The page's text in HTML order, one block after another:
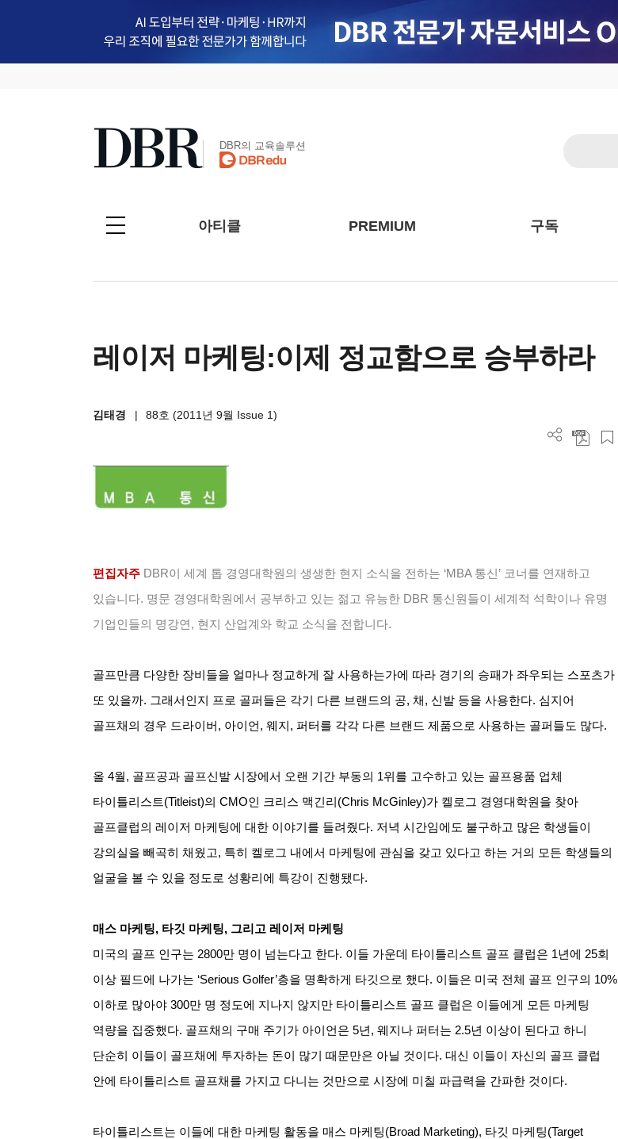
DBR의 교육솔루션
아티클 PREMIUM 구독
레이저 마케팅:이제 정교함으로 승부하라
김태경 | 88호 (2011년 9월 Issue 1)
편집자주 DBR이 세계 톱 경영대학원의 생생한 현지 소식을 전하는 ‘MBA 통신’ 코너를 연재하고
있습니다. 명문 경영대학원에서 공부하고 있는 젊고 유능한 DBR 통신원들이 세계적 석학이나 유명
기업인들의 명강연, 현지 산업계와 학교 소식을 전합니다.
골프만큼 다양한 장비들을 얼마나 정교하게 잘 사용하는가에 따라 경기의 승패가 좌우되는 스포츠가
또 있을까. 그래서인지 프로 골퍼들은 각기 다른 브랜드의 공, 채, 신발 등을 사용한다. 심지어
골프채의 경우 드라이버, 아이언, 웨지, 퍼터를 각각 다른 브랜드 제품으로 사용하는 골퍼들도 많다.
올 4월, 골프공과 골프신발 시장에서 오랜 기간 부동의 1위를 고수하고 있는 골프용품 업체
타이틀리스트(Titleist)의 CMO인 크리스 맥긴리(Chris McGinley)가 켈로그 경영대학원을 찾아
골프클럽의 레이저 마케팅에 대한 이야기를 들려줬다. 저녁 시간임에도 불구하고 많은 학생들이
강의실을 빼곡히 채웠고, 특히 켈로그 내에서 마케팅에 관심을 갖고 있다고 하는 거의 모든 학생들의
얼굴을 볼 수 있을 정도로 성황리에 특강이 진행됐다.
매스 마케팅, 타깃 마케팅, 그리고 레이저 마케팅
미국의 골프 인구는 2800만 명이 넘는다고 한다. 이들 가운데 타이틀리스트 골프 클럽은 1년에 25회
이상 필드에 나가는 ‘Serious Golfer’층을 명확하게 타깃으로 했다. 이들은 미국 전체 골프 인구의 10%
이하로 많아야 300만 명 정도에 지나지 않지만 타이틀리스트 골프 클럽은 이들에게 모든 마케팅
역량을 집중했다. 골프채의 구매 주기가 아이언은 5년, 웨지나 퍼터는 2.5년 이상이 된다고 하니
단순히 이들이 골프채에 투자하는 돈이 많기 때문만은 아닐 것이다. 대신 이들이 자신의 골프 클럽
안에 타이틀리스트 골프채를 가지고 다니는 것만으로 시장에 미칠 파급력을 간파한 것이다.
타이틀리스트는 이들에 대한 마케팅 활동을 매스 마케팅(Broad Marketing), 타깃 마케팅(Target